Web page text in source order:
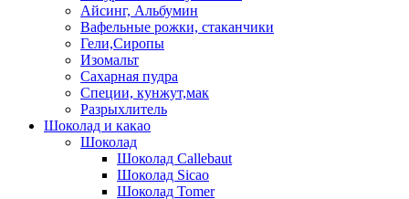
Айсинг, Альбумин
Вафельные рожки, стаканчики
Гели,Сиропы
Изомальт
Сахарная пудра
Специи, кунжут,мак
Разрыхлитель
Шоколад и какао
Шоколад
Шоколад Callebaut
Шоколад Sicao
Шоколад Tomer